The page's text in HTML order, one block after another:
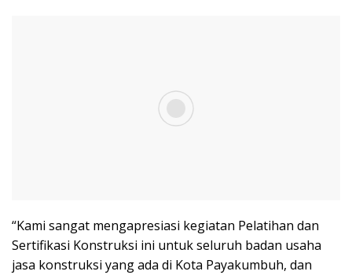
“Kami sangat mengapresiasi kegiatan Pelatihan dan
Sertifikasi Konstruksi ini untuk seluruh badan usaha
jasa konstruksi yang ada di Kota Payakumbuh, dan